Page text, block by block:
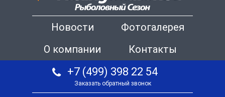
Новости
Фотогалерея
О компании
Контакты
+7 (499) 398 22 54
Заказать обратный звонок